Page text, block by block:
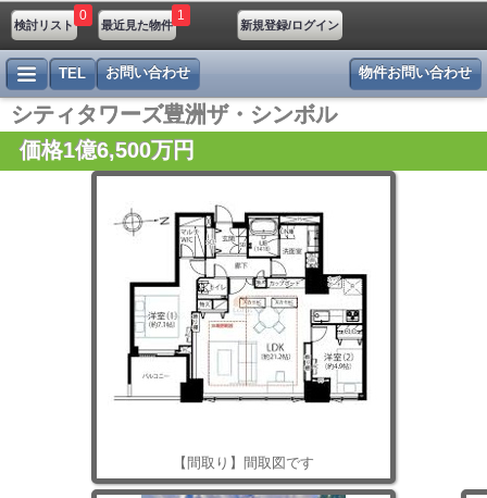
検討リスト
0
最近見た物件
1
新規登録/ログイン
物件お問い合わせ
TEL お問い合わせ
シティタワーズ豊洲ザ・シンボル
価格1億6,500万円
【間取り】間取図です